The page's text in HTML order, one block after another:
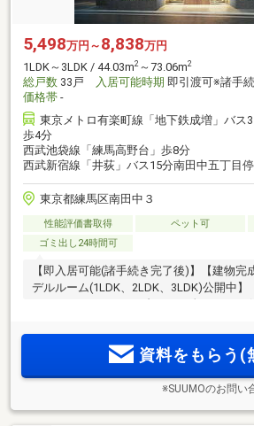
5,498万円～ 8,838万円
1LDK～3LDK / 44.03m2 ～73.06m2
総戸数 33戸 入居可能時期 即引渡可※諸手
価格帯 -
東京メトロ有楽町線「地下鉄成増」バス
歩4分
西武池袋線「練馬高野台」歩8分
西武新宿線「井荻」バス15分南田中五丁目
東京都練馬区南田中３
性能評価書取得 ペット可
ゴミ出し24時間可
【即入居可能(諸手続き完了後)】【建物完
デルルーム(1LDK、2LDK、3LDK)公開中】
匹まで飼育可能／敷地内駐車場先着案内
資料をもらう(
※SUUMOのお問い